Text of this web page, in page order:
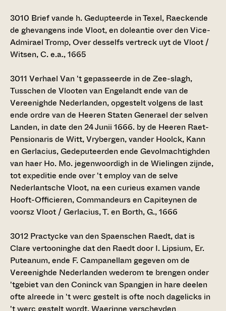
3010 Brief vande h. Gedupteerde in Texel, Raeckende
de ghevangens inde Vloot, en doleantie over den Vice-
Admirael Tromp, Over desselfs vertreck uyt de Vloot /
Witsen, C. e.a., 1665
3011 Verhael Van 't gepasseerde in de Zee-slagh,
Tusschen de Vlooten van Engelandt ende van de
Vereenighde Nederlanden, opgestelt volgens de last
ende ordre van de Heeren Staten Generael der selven
Landen, in date den 24 Junii 1666. by de Heeren Raet-
Pensionaris de Witt, Vrybergen, vander Hoolck, Kann
en Gerlacius, Gedeputeerden ende Gevolmachtighden
van haer Ho. Mo. jegenwoordigh in de Wielingen zijnde,
tot expeditie ende over 't employ van de selve
Nederlantsche Vloot, na een curieus examen vande
Hooft-Officieren, Commandeurs en Capiteynen de
voorsz Vloot / Gerlacius, T. en Borth, G., 1666
3012 Practycke van den Spaenschen Raedt, dat is
Clare vertooninghe dat den Raedt door I. Lipsium, Er.
Puteanum, ende F. Campanellam gegeven om de
Vereenighde Nederlanden wederom te brengen onder
'tgebiet van den Coninck van Spangjen in hare deelen
ofte alreede in 't werc gestelt is ofte noch dagelicks in